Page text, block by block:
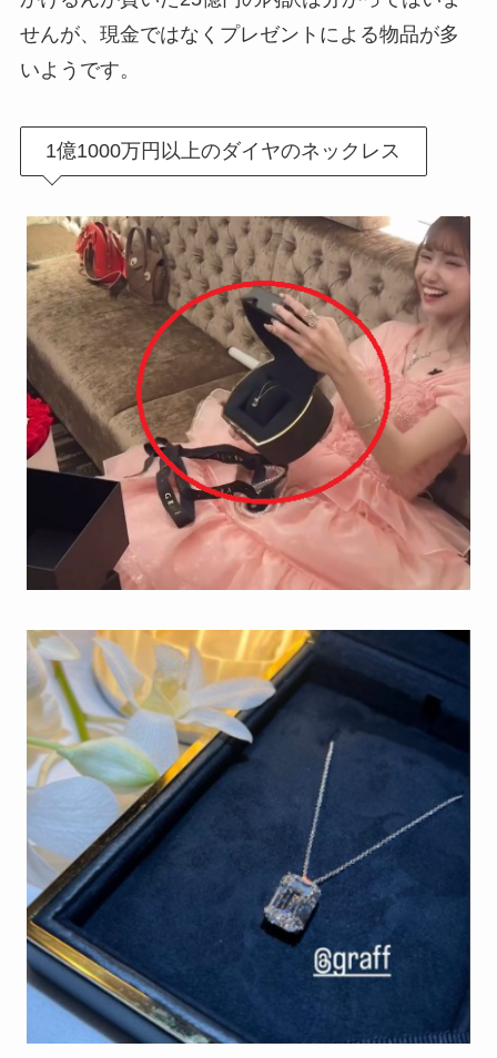
せんが、現金ではなくプレゼントによる物品が多
いようです。
1億1000万円以上のダイヤのネックレス